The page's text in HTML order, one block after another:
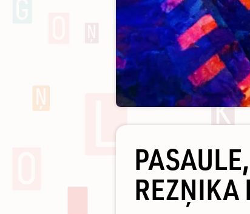
REZŅIKA